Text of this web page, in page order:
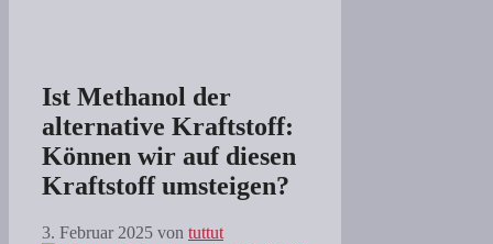
Ist Methanol der
alternative Kraftstoff:
Können wir auf diesen
Kraftstoff umsteigen?
3. Februar 2025 von tuttut